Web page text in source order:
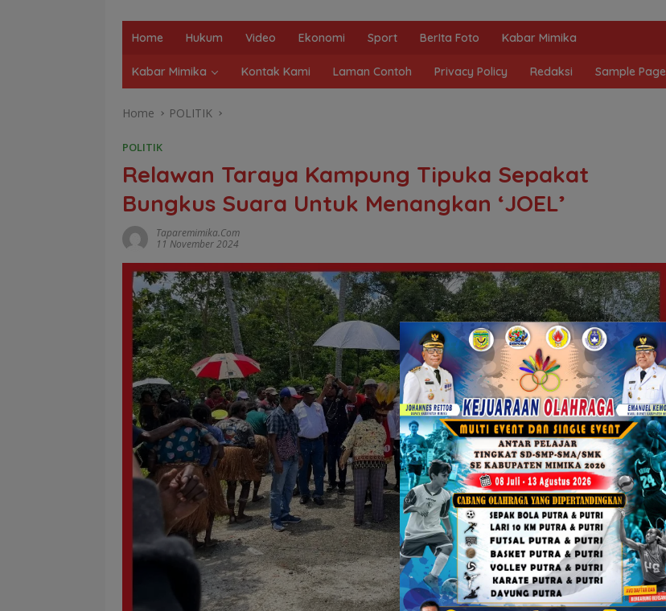
Home Hukum Video Ekonomi Sport BerIta Foto Kabar Mimika
Kabar Mimika Kontak Kami Laman Contoh Privacy Policy Redaksi Sample Page
Home POLITIK
POLITIK
Relawan Taraya Kampung Tipuka Sepakat
Bungkus Suara Untuk Menangkan ‘JOEL’
Taparemimika.com
11 November 2024